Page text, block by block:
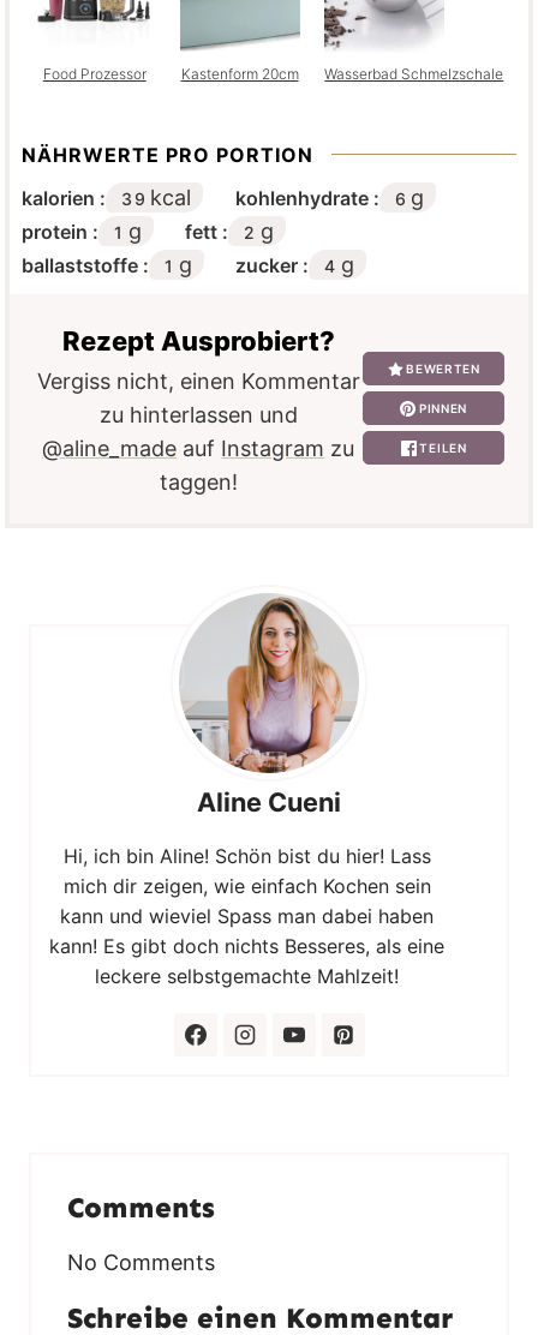
Food Prozessor Kastenform 20cm Wasserbad Schmelzschale
NÄHRWERTE PRO PORTION
kalorien :
39 kcal kohlenhydrate : 6 g
protein : 1 g fett : 2 g
ballaststoffe : 1 g zucker : 4 g
Rezept Ausprobiert?
Vergiss nicht, einen Kommentar
zu hinterlassen und
@aline_made auf Instagram zu
taggen!
BEWERTEN
PINNEN
TEILEN
Aline Cueni
Hi, ich bin Aline! Schön bist du hier! Lass
mich dir zeigen, wie einfach Kochen sein
kann und wieviel Spass man dabei haben
kann! Es gibt doch nichts Besseres, als eine
leckere selbstgemachte Mahlzeit!
Comments
No Comments
Schreibe einen Kommentar